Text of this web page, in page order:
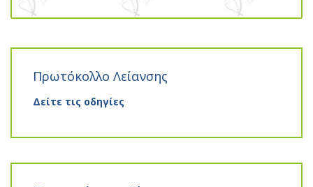
Πρωτόκολλο Λείανσης
Δείτε τις οδηγίες